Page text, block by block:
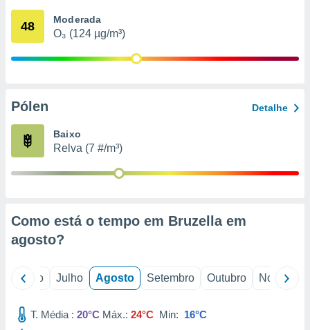
através
estudos
1199
48 Moderada
O₃ (124 µg/m³)
Pólen Detalhe
Baixo
Relva (7 #/m³)
Como está o tempo em Bruzella em
agosto?
Junho Julho Agosto Setembro Outubro Novembro
T. Média : 20°C Máx.: 24°C Min: 16°C